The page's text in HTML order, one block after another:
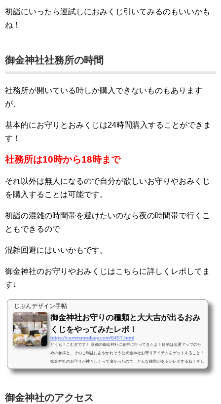
初詣にいったら運試しにおみくじ引いてみるのもいいかも
ね！
御金神社社務所の時間
社務所が開いている時しか購入できないものもあります
が、
基本的にお守りとおみくじは24時間購入することができま
す！
社務所は10時から18時まで
それ以外は無人になるので自分が欲しいお守りやおみくじ
を購入することは可能です。
初詣の混雑の時間帯を避けたいのなら夜の時間帯で行くこ
ともできるので
混雑回避にはいいかもです。
御金神社のお守りやおみくじはこちらに詳しくレポしてま
す↓
じぶんデザイン手帖
御金神社お守りの種類と大大吉が出るおみ
くじをやってみたレポ！
https://communediary.com/6457.html
どうも！こむぎです！ 京都の御金神社に参拝に行ってきたよ！目的は金運アップのた
めの参拝と、そのご利益にあやかれそうな御金神社お守りアイテムをゲットすること！
御金神社のお守りが神々しくって凄かったので、どんな種類があるかレポするね！そし
てこむぎが購入したお守りも披露します！大大吉が出る御金みくじもやってみたよ＾＾
くじが購入できるようになってい...
御金神社のアクセス